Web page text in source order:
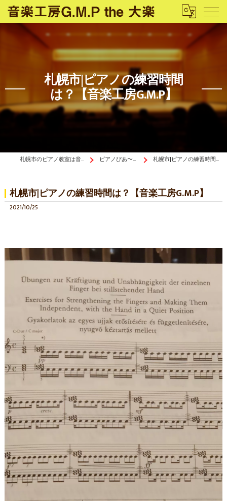
札幌市|ピアノの練習時間
は？【音楽工房G.M.P】
札幌市のピアノ教室は音楽工房G.M.P the 大楽 ピアノぴあ〜の《ブログ》 札幌市|ピアノの練習時間は？【音楽工房G.M.P】
札幌市|ピアノの練習時間は？【音楽工房G.M.P】
2021/10/25